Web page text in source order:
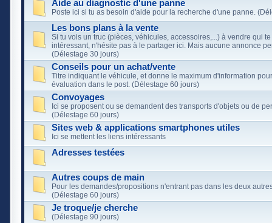
Aide au diagnostic d'une panne
Poste ici si tu as besoin d'aide pour la recherche d'une panne.
Les bons plans à la vente
Si tu vois un truc (pièces, véhicules, accessoires,...) à vendre qui
intéressant, n'hésite pas à le partager ici. Mais aucune annonce
(Délestage 30 jours)
Conseils pour un achat/vente
Titre indiquant le véhicule, et donne le maximum d'information
évaluation dans le post. (Délestage 60 jours)
Convoyages
Ici se proposent ou se demandent des transports d'objets ou de
(Délestage 60 jours)
Sites web & applications smartphones utiles
Ici se mettent les liens intéressants
Adresses testées
Autres coups de main
Pour les demandes/propositions n'entrant pas dans les deux
(Délestage 60 jours)
Je troque/je cherche
(Délestage 90 jours)